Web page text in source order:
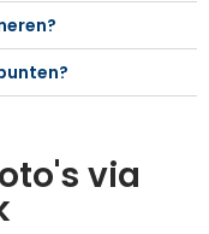
via